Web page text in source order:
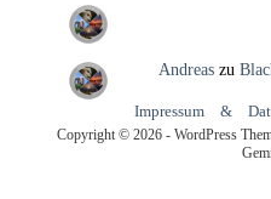
Andreaszu
Impressum &
Copyright © 2026 - WordPress